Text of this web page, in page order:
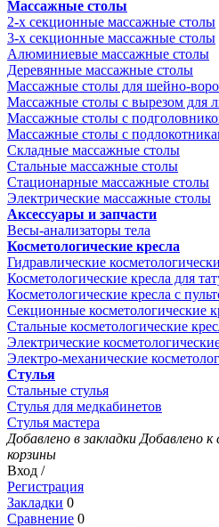
Массажные столы
2-х секционные массажные столы
3-х секционные массажные столы
Алюминиевые массажные столы
Деревянные массажные столы
Массажные столы для шейно-
Массажные столы с вырезом для
Массажные столы с
Массажные столы с
Складные массажные столы
Стальные массажные столы
Стационарные массажные столы
Электрические массажные столы
Аксессуары и запчасти
Весы-анализаторы тела
Косметологические кресла
Гидравлические
Косметологические кресла для
Косметологические кресла с
Секционные косметологические
Стальные косметологические
Электрические
Электро-механические
Стулья
Стальные стулья
Стулья для медкабинетов
Стулья мастера
Добавлено в закладки Добавлено к
корзины
Вход /
Регистрация
Закладки 0
Сравнение 0